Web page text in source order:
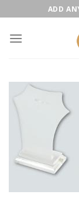
to
content
ADD